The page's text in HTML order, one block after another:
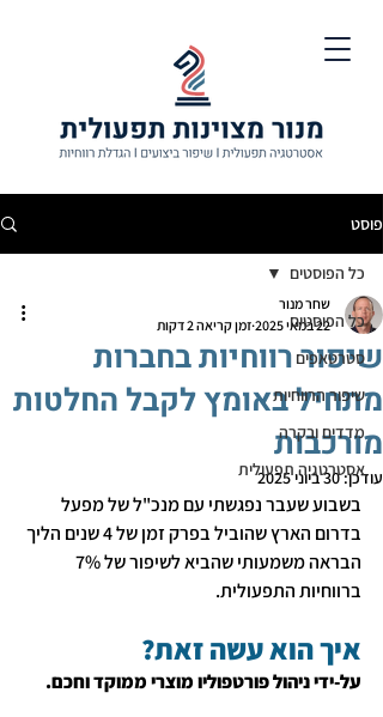
פוסט
כל הפוסטים
סטרטאפים
שיפור הרווחיות
מדדים ובקרה
אסטרטגיה תפעולית
כל הפוסטים
שיפור רווחיות בחברות
מתחיל באומץ לקבל החלטות
מורכבות
שחר מנור
22 במאי 2025
זמן קריאה 2 דקות
עודכן:30 ביוני 2025
בשבוע שעבר נפגשתי עם מנכ"ל של מפעל
בדרום הארץ שהוביל בפרק זמן של 4 שנים הליך
ברווחיות התפעולית.
איך הוא עשה זאת?
על-ידי ניהול פורטפוליו מוצרי ממוקד וחכם.